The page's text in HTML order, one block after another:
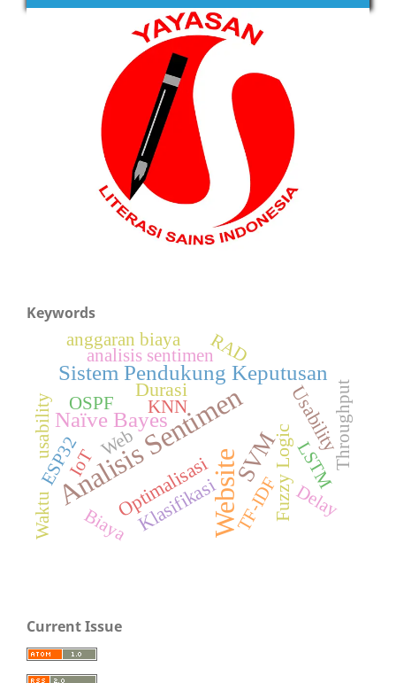
Keywords
Website
Analisis SentimenSVM
Sistem Pendukung Keputusan
Naïve Bayes
Fuzzy Logic
Optimalisasi
Usability
Klasifikasi
Durasi
Web
IoT
analisis sentimen
KNN
TF-IDF
RAD
ESP32
usability
LSTM
OSPF Throughput
Delay
anggaran biaya
Biaya
Waktu
Current Issue